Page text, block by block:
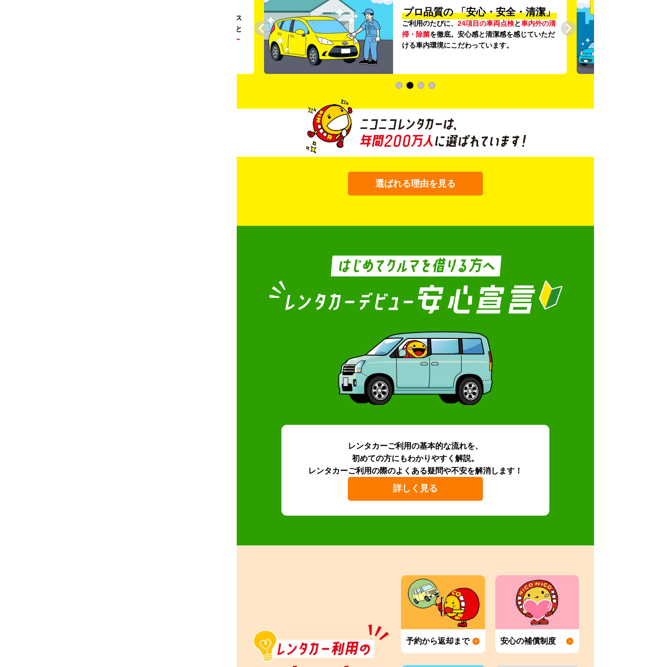
。ガソリンス
タンドや整備工場の既存インフラを活用すること
リー
プロ品質の 「安心・安全・清潔」
ご利用のたびに、 24項目の車両点検と車内外の清
掃・除菌を徹底。安心感と清潔感を感じていただ
ける車内環境にこだわっています。
選ばれる理由を見る
レンタカーご利用の基本的な流れを、
初めての方にもわかりやすく解説。
レンタカーご利用の際のよくある疑問や不安を解消します！
詳しく見る
予約から返却まで 安心の補償制度